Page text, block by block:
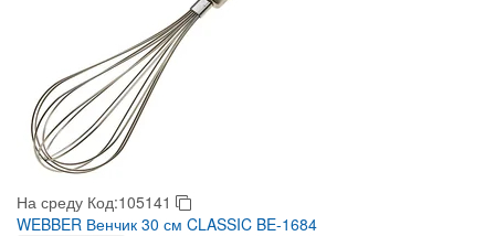
На среду Код:105141
WEBBER Венчик 30 см CLASSIC BE-1684